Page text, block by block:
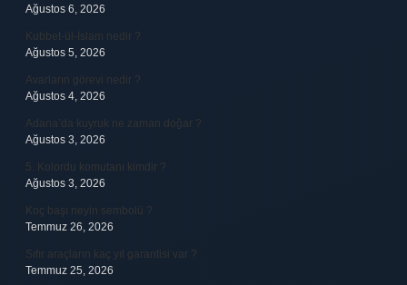
Ağustos 6, 2026
Kubbet-ül-İslam nedir ?
Ağustos 5, 2026
Avarların görevi nedir ?
Ağustos 4, 2026
Adana’da kuyruk ne zaman doğar ?
Ağustos 3, 2026
5. Kolordu komutanı kimdir ?
Ağustos 3, 2026
Koç başı neyin sembolü ?
Temmuz 26, 2026
Sıfır araçların kaç yıl garantisi var ?
Temmuz 25, 2026